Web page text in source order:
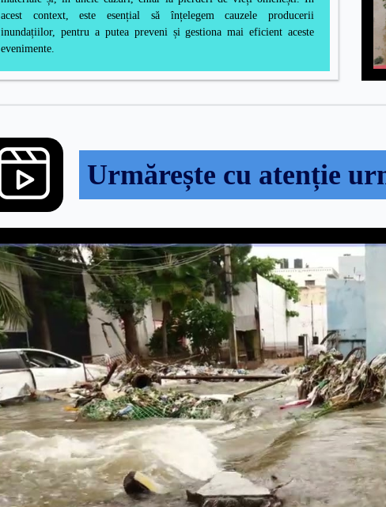
acest context, este esențial să înțelegem cauzele producerii
inundațiilor, pentru a putea preveni și gestiona mai eficient aceste
evenimente.
Urmărește cu atenție